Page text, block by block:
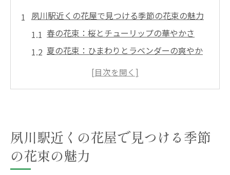
夙川駅近くの花屋で見つける季節の花束の魅力
春の花束：桜とチューリップの華やかさ
夏の花束：ひまわりとラベンダーの爽やか
夙川駅周辺の花屋で見つける特別なギフト
季節の花束がもたらす日常の彩り
夙川駅近くの花屋で見つける季節
の花束の魅力